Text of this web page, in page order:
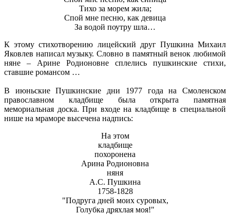
Тихо за морем жила;
Спой мне песню, как девица
За водой поутру шла…
К этому стихотворению лицейский друг Пушкина Михаил
Яковлев написал музыку. Словно в памятный венок любимой
няне – Арине Родионовне сплелись пушкинские стихи,
ставшие романсом …
В июньские Пушкинские дни 1977 года на Смоленском
православном кладбище была открыта памятная
мемориальная доска. При входе на кладбище в специальной
нише на мраморе высечена надпись:
На этом
кладбище
похоронена
Арина Родионовна
няня
А.С. Пушкина
1758-1828
"Подруга дней моих суровых,
Голубка дряхлая моя!"